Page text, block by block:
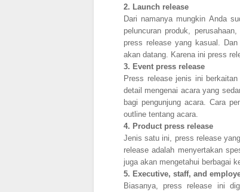
2. Launch release
Dari namanya mungkin Anda
peluncuran produk,
press release yang kasual.
akan datang. Karena ini press
3. Event press release
Press release jenis ini
detail mengenai acara yang
bagi pengunjung acara. Cara
outline tentang acara.
4. Product press release
Jenis satu ini, press release
release adalah menyertakan
juga akan mengetahui berbagai
5. Executive, staff, and
Biasanya, press release ini